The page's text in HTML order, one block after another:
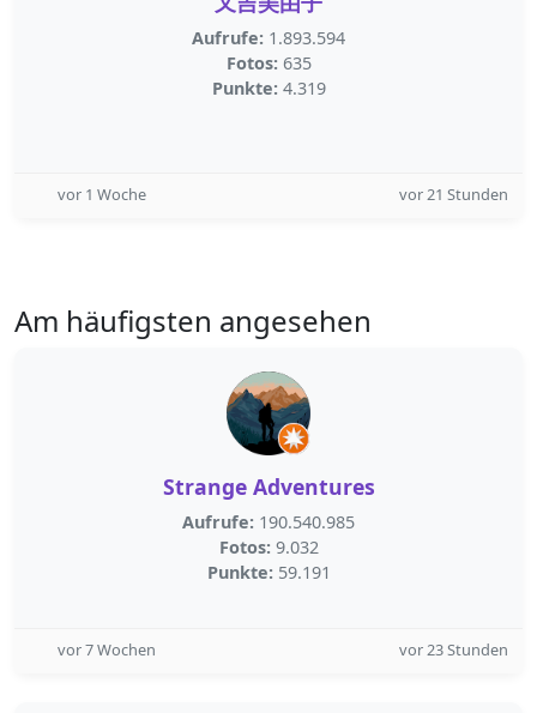
Aufrufe: 1.893.594
Fotos: 635
Punkte: 4.319
vor 1 Woche vor 21 Stunden
Am häufigsten angesehen
Strange Adventures
Aufrufe: 190.540.985
Fotos: 9.032
Punkte: 59.191
vor 7 Wochen vor 23 Stunden